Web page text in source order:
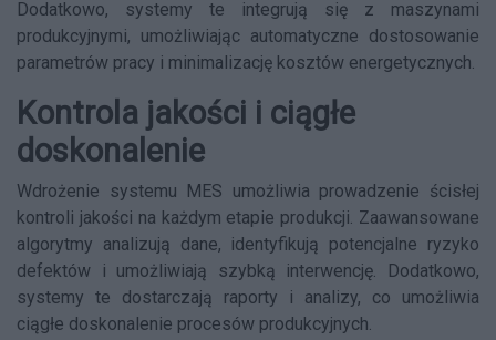
Dodatkowo, systemy te integrują się z maszynami
produkcyjnymi, umożliwiając automatyczne dostosowanie
parametrów pracy i minimalizację kosztów energetycznych.
Kontrola jakości i ciągłe
doskonalenie
Wdrożenie systemu MES umożliwia prowadzenie ścisłej
kontroli jakości na każdym etapie produkcji. Zaawansowane
algorytmy analizują dane, identyfikują potencjalne ryzyko
defektów i umożliwiają szybką interwencję. Dodatkowo,
systemy te dostarczają raporty i analizy, co umożliwia
ciągłe doskonalenie procesów produkcyjnych.